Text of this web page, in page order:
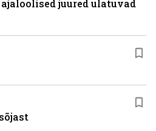
juured ulatuvad